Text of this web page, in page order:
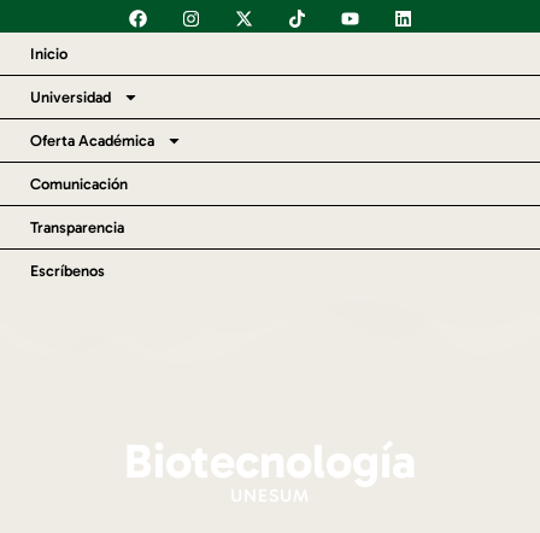
Inicio
Universidad
Oferta Académica
Comunicación
Transparencia
Escríbenos
Biotecnología
UNESUM